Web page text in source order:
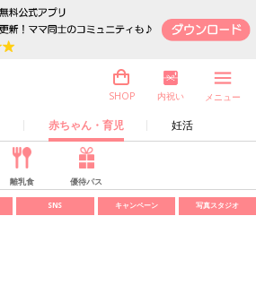
赤ちゃん・育児 妊活
SHOP 内祝い メニュー
離乳食 優待パス
SNS キャンペーン 写真スタジオ